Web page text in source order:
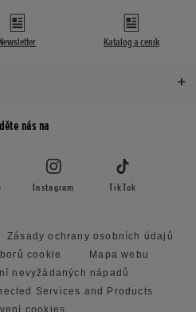
Newsletter Katalog a ceník
nás na
Instagram TikTok
Zásady ochrany osobních údajů
cookie
Mapa webu
nevyžádaných nápadů
Services and Products